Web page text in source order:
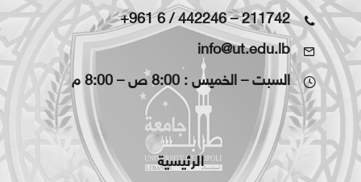
+961 6 / 442246–211742
info@ut.edu.lb
السبت – الخميس : 8:00 ص – 8:00 م
الرئيسية